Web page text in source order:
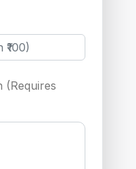
(Requires